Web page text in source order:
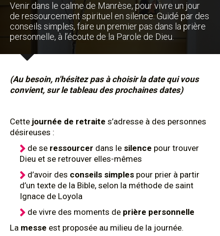
Venir dans le calme de Manrèse, pour vivre un jour
de ressourcement spirituel en silence. Guidé par des
conseils simples, faire un premier pas dans la prière
personnelle, à l’écoute de la Parole de Dieu.
(Au besoin, n'hésitez pas à choisir la date qui vous
convient, sur le tableau des prochaines dates)
Cette journée de retraite s’adresse à des personnes
désireuses :
de se ressourcer dans le silence pour trouver
Dieu et se retrouver elles-mêmes
d’avoir des conseils simples pour prier à partir
d’un texte de la Bible, selon la méthode de saint
Ignace de Loyola
de vivre des moments de prière personnelle
La messe est proposée au milieu de la journée.